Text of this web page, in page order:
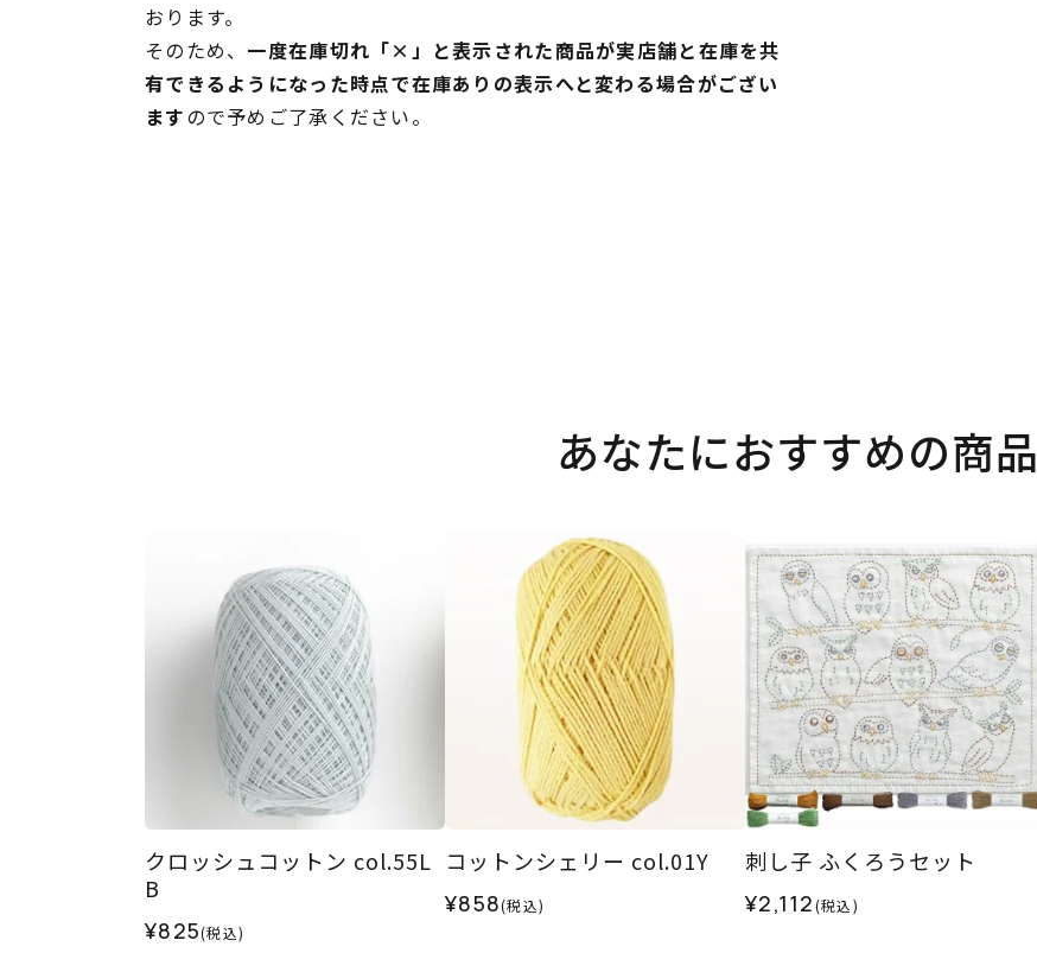
おります。
そのため、 一度在庫切れ「×」と表示された商品が実店舗と在庫を共
有できるようになった時点で在庫ありの表示へと変わる場合がござい
ますので予めご了承ください。
あなたにおすすめの商品
クロッシュコットン col.55L
B
¥825(税込)
コットンシェリー col.01Y
¥858(税込)
刺し子 ふくろうセット
¥2,112(税込)